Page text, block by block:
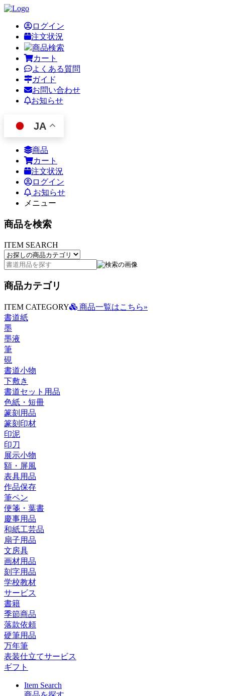
ログイン
注文状況
商品検索
カート
よくある質問
ガイド
お問い合わせ
お知らせ
JA
商品
カート
注文状況
ログイン
お知らせ
メニュー
商品を検索
ITEM SEARCH
商品カテゴリ
ITEM CATEGORY
商品一覧はこちら»
書道紙
墨
墨液
筆
硯
書道小物
下敷き
書道セット用品
色紙・短冊
篆刻用品
篆刻印材
印泥
印刀
展示小物
額・屏風
表具用品
作品保存
筆ペン
便箋・葉書
慶事用品
和紙工芸品
扇子用品
文房具
画材用品
刻字用品
学校教材
サービス
書籍
季節商品
落款依頼
硬筆用品
万年筆
表装仕立てサービス
ギフト
Item Search